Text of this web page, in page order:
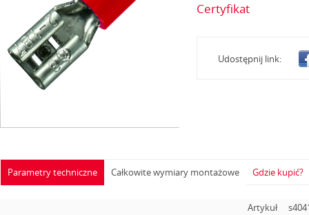
Certyfikat
Udostępnij link:
Parametry techniczne
Artykuł
Całkowite wymiary montażowe Gdzie kupić?